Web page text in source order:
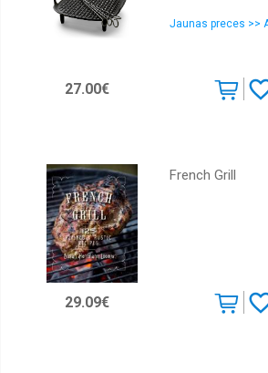
Jaunas preces >>
27.00€
French Grill
29.09€